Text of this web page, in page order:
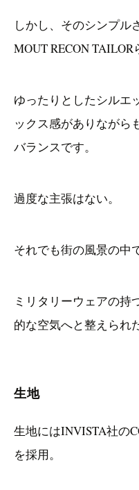
しかし、そのシンプル
MOUT RECON TAILOR
ゆったりとしたシルエ
ックス感がありながら
バランスです。
過度な主張はない。
それでも街の風景の中
ミリタリーウェアの持
的な空気へと整えられ
生地
生地にはINVISTA社の
を採用。